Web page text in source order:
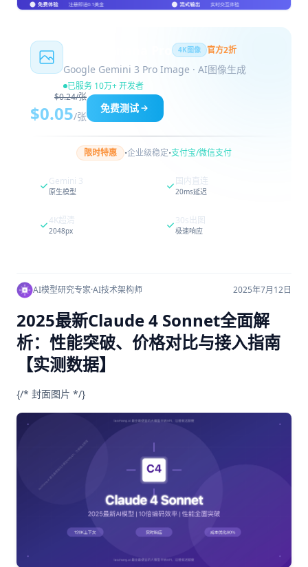
4K图像 官方2折
Google Gemini 3 Pro Image · AI图像生成
已服务 10万+ 开发者
$0.24/张
$0.05/张
免费测试
限时特惠 ·企业级稳定·支付宝/微信支付
Gemini 3
原生模型
国内直连
20ms延迟
4K超清
2048px
30s出图
极速响应
AI模型研究专家·AI技术架构师 2025年7月12日
2025最新Claude 4 Sonnet全面解
析：性能突破、价格对比与接入指南
【实测数据】
{/* 封面图片 */}